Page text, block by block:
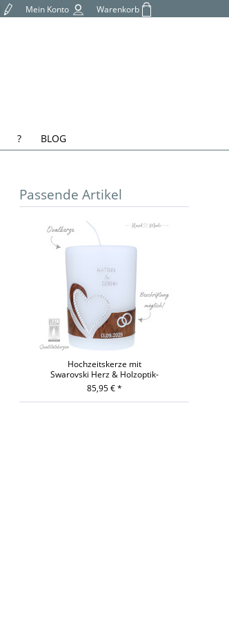
Mein Konto Warenkorb
? BLOG
Passende Artikel
Hochzeitskerze mit
Swarovski Herz & Holzoptik-
Oval
85,95 € *